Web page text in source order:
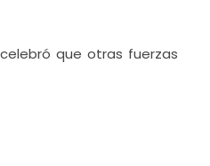
que otras fuerzas